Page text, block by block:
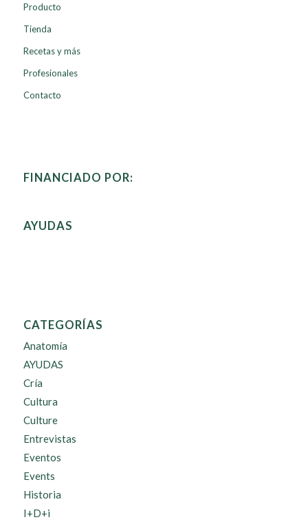
Producto
Tienda
Recetas y más
Profesionales
Contacto
FINANCIADO POR:
AYUDAS
CATEGORÍAS
Anatomía
AYUDAS
Cría
Cultura
Culture
Entrevistas
Eventos
Events
Historia
I+D+i